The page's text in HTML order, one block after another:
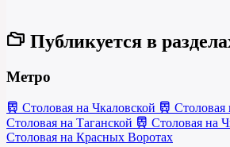
Публикуется в
Метро
Столовая на Чкаловской
Столовая
Столовая на Таганской
Столовая на
Столовая на Красных Воротах